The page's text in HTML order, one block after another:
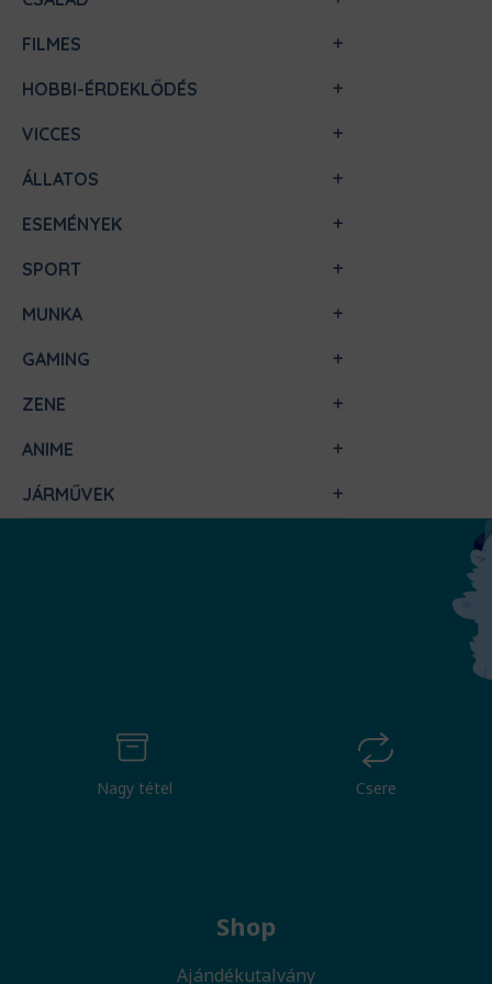
FILMES
HOBBI-ÉRDEKLŐDÉS
VICCES
ÁLLATOS
ESEMÉNYEK
SPORT
MUNKA
GAMING
ZENE
ANIME
JÁRMŰVEK
Nagy tétel Csere
Shop
Ajándékutalvány